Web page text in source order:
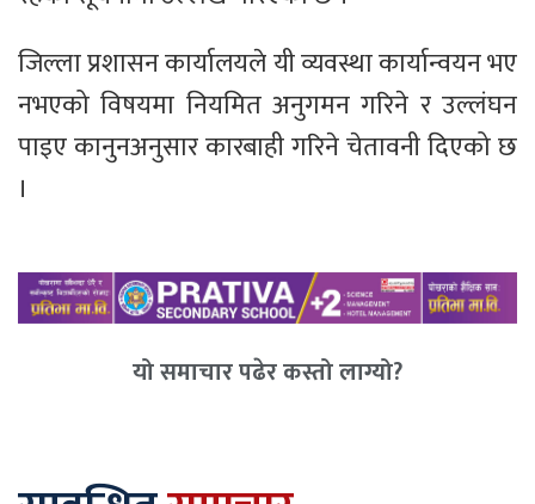
जिल्ला प्रशासन कार्यालयले यी व्यवस्था कार्यान्वयन भए
नभएको विषयमा नियमित अनुगमन गरिने र उल्लंघन
पाइए कानुनअनुसार कारबाही गरिने चेतावनी दिएको छ
।
यो समाचार पढेर कस्तो लाग्यो?